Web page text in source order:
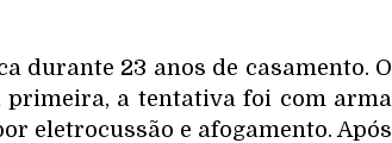
durante 23 anos de casamento. O
primeira, a tentativa foi com arma
eletrocussão e afogamento. Após